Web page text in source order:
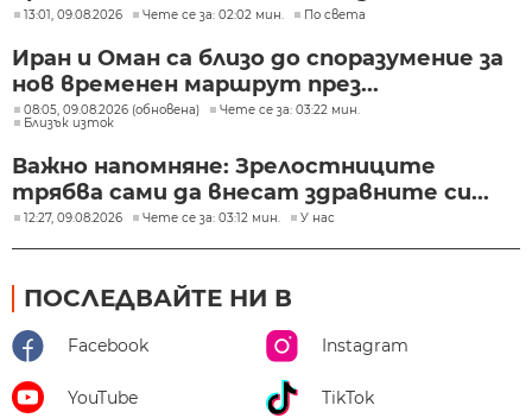
13:01, 09.08.2026 Чете се за: 02:02 мин. По света
Иран и Оман са близо до споразумение за
нов временен маршрут през...
08:05, 09.08.2026 (обновена)
Чете се за: 03:22 мин.
Близък изток
Важно напомняне: Зрелостниците
трябва сами да внесат здравните си...
12:27, 09.08.2026 Чете се за: 03:12 мин. У нас
ПОСЛЕДВАЙТЕ НИ В
Facebook Instagram
YouTube TikTok